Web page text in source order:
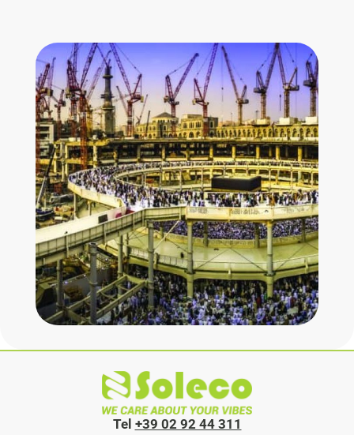
Tel +39 02 92 44 311